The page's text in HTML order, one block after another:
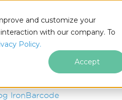
and customize your
with our company. To
Policy.
Accept
IronBarcode